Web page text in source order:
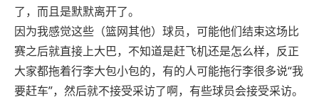
了，而且是默默离开了。
因为我感觉这些（篮网其他）球员，可能他们结束这场比
赛之后就直接上大巴，不知道是赶飞机还是怎么样，反正
大家都拖着行李大包小包的，有的人可能拖行李很多说“我
要赶车”，然后就不接受采访了啊，有些球员会接受采访。